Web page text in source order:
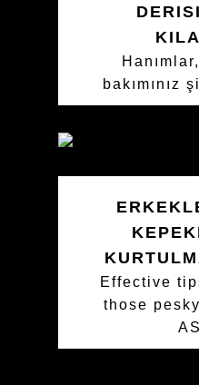
bakımınız
Effective
those